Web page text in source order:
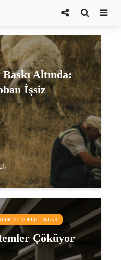
Altında:
İşsiz
VE TOPLULUKLAR
Çöküyor